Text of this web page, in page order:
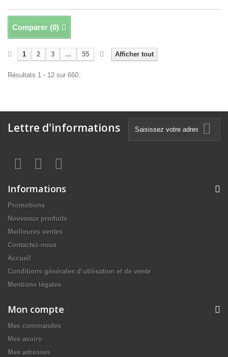
Comparer (0)
Afficher tout
1 2 3 ... 55
Résultats 1 - 12 sur 660.
Lettre d'informations
Informations
Promotions
Nouveaux produits
Meilleures ventes
Contactez-nous
Accueil
Conditions générales d’utilisation et de vente
Mentions légales
Mon compte
Mes commandes
Mes avoirs
Mes adresses